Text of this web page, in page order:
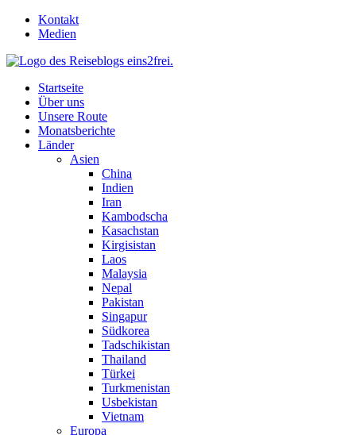
Skip
Kontakt
Medien
Startseite
Über uns
Unsere Route
Monatsberichte
Länder
Asien
China
Indien
Iran
Kambodscha
Kasachstan
Kirgisistan
Laos
Malaysia
Nepal
Pakistan
Singapur
Südkorea
Tadschikistan
Thailand
Türkei
Turkmenistan
Usbekistan
Vietnam
Europa